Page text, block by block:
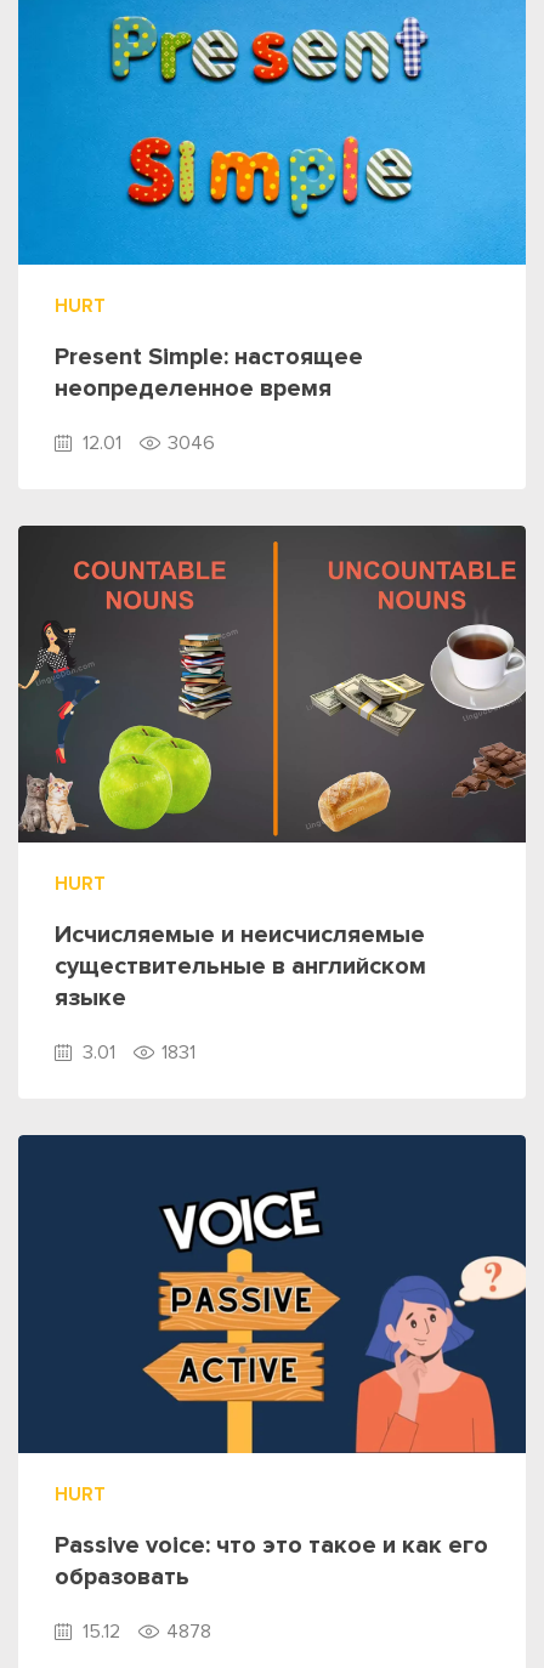
HURT
Present Simple: настоящее
неопределенное время
12.01 3046
HURT
Исчисляемые и неисчисляемые
существительные в английском
языке
3.01 1831
HURT
Passive voice: что это такое и как его
образовать
15.12 4878